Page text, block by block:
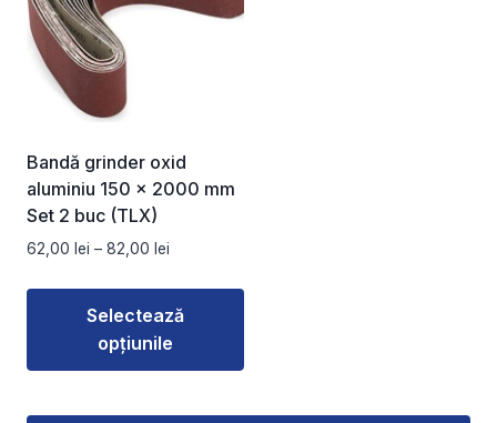
mai
multe
variații.
Opțiunile
fi
alese
în
produsului.
Bandă grinder oxid
aluminiu 150 x 2000 mm
Set 2 buc (TLX)
62,00 lei – 82,00 lei
prețuri:
62,00 lei
până
Selectează
opțiunile
produs